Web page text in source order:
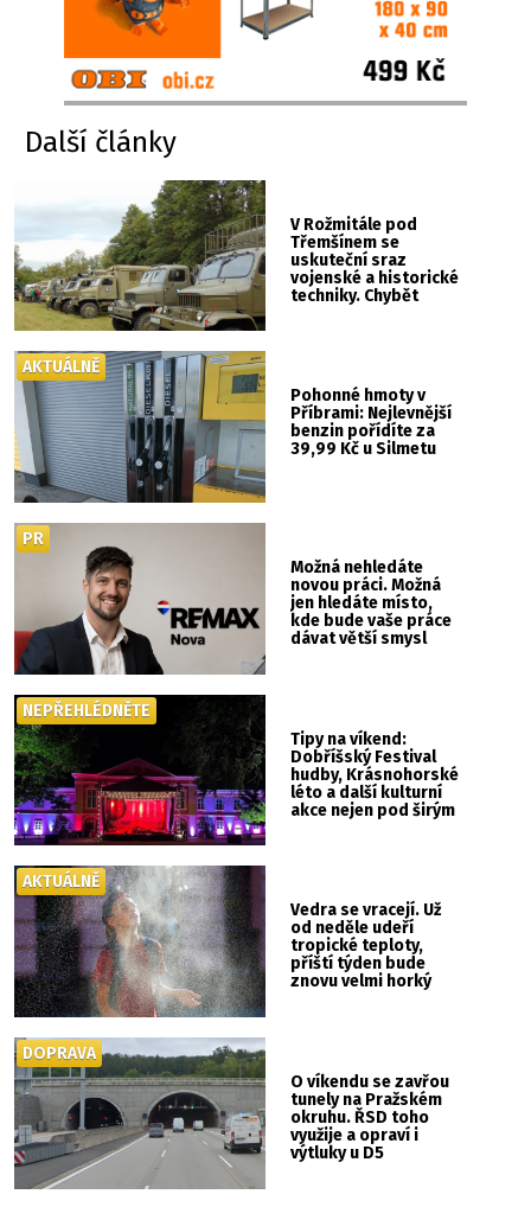
Další články
V Rožmitále pod
Třemšínem se
uskuteční sraz
vojenské a historické
techniky. Chybět
Pohonné hmoty v
Příbrami: Nejlevnější
benzin pořídíte za
39,99 Kč u Silmetu
AKTUÁLNĚ
Možná nehledáte
novou práci. Možná
jen hledáte místo,
kde bude vaše práce
dávat větší smysl
PR
Tipy na víkend:
Dobříšský Festival
hudby, Krásnohorské
léto a další kulturní
akce nejen pod širým
NEPŘEHLÉDNĚTE
Vedra se vracejí. Už
od neděle udeří
tropické teploty,
příští týden bude
znovu velmi horký
AKTUÁLNĚ
O víkendu se zavřou
tunely na Pražském
okruhu. ŘSD toho
využije a opraví i
výtluky u D5
DOPRAVA